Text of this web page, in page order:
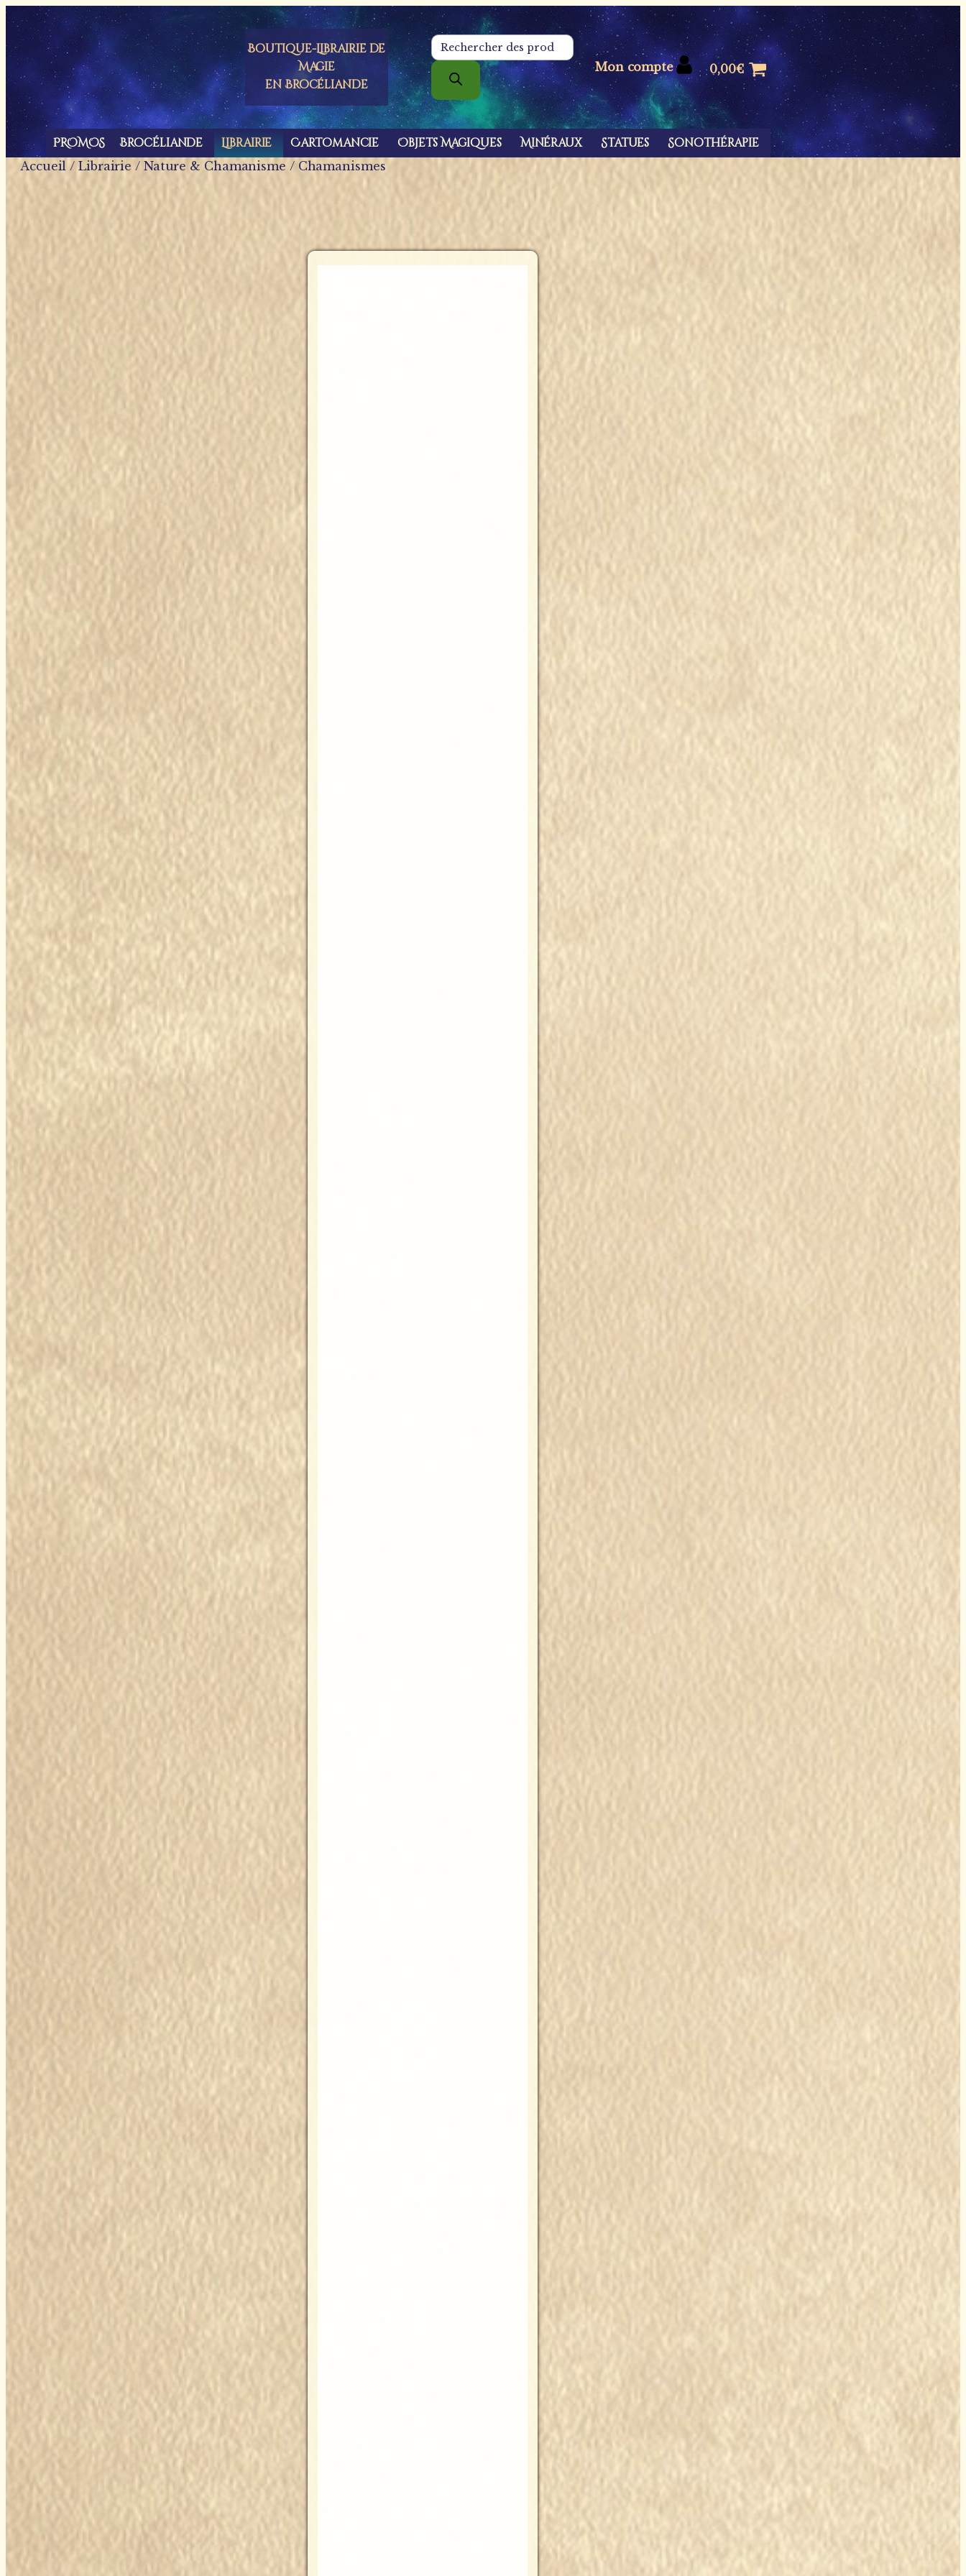
Panneau de gestion des cookies
Boutique-Librairie de
Magie
en Brocéliande
Recherche
de
produits
Mon compte 0,00€
PROMOS Brocéliande Librairie Cartomancie Objets Magiques Minéraux Statues Sonothérapie
Accueil /Librairie / Nature & Chamanisme / Chamanismes